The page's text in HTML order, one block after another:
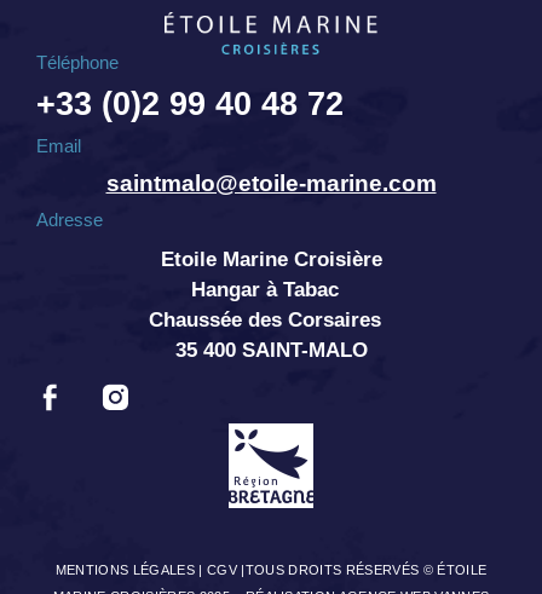
Téléphone
+33 (0)2 99 40 48 72
Email
saintmalo@etoile-marine.com
Adresse
Etoile Marine Croisière
Hangar à Tabac
Chaussée des Corsaires
35 400 SAINT-MALO
MENTIONS LÉGALES |CGV |TOUS DROITS RÉSERVÉS © ÉTOILE